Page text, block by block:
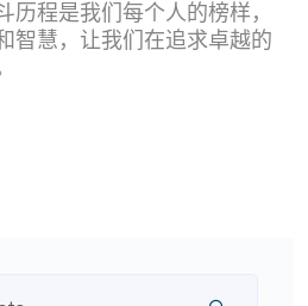
历程是我们每个人的榜样，
智慧，让我们在追求卓越的